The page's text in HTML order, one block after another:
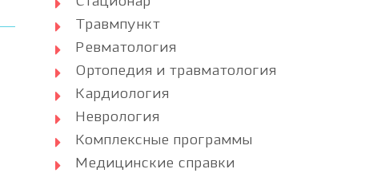
Травмпункт
Ревматология
Ортопедия и травматология
Кардиология
Неврология
Комплексные программы
Медицинские справки